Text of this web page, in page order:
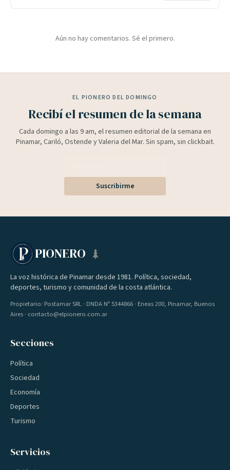
Aún no hay comentarios. Sé el primero.
EL PIONERO DEL DOMINGO
Recibí el resumen de la semana
Cada domingo a las 9 am, el resumen editorial de la semana en
Pinamar, Cariló, Ostende y Valeria del Mar. Sin spam, sin clickbait.
Suscribirme
PIONERO
La voz histórica de Pinamar desde 1981. Política, sociedad,
deportes, turismo y comunidad de la costa atlántica.
Propietario: Postamar SRL · DNDA Nº 5344866 · Eneas 200, Pinamar, Buenos
Aires · contacto@elpionero.com.ar
Secciones
Política
Sociedad
Economía
Deportes
Turismo
Servicios